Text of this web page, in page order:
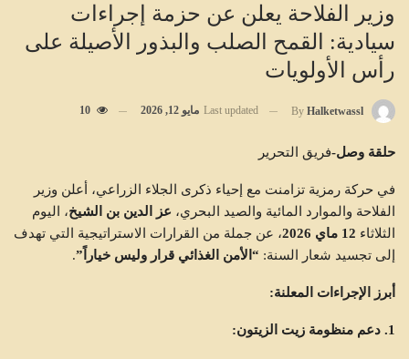
وزير الفلاحة يعلن عن حزمة إجراءات
سيادية: القمح الصلب والبذور الأصيلة على
رأس الأولويات
By Halketwassl
Last updated مايو 12, 2026 10
حلقة وصل-فريق التحرير
في حركة رمزية تزامنت مع إحياء ذكرى الجلاء الزراعي، أعلن وزير
الفلاحة والموارد المائية والصيد البحري، عز الدين بن الشيخ، اليوم
الثلاثاء 12 ماي 2026
، عن جملة من القرارات الاستراتيجية التي تهدف
إلى تجسيد شعار السنة: “الأمن الغذائي قرار وليس خياراً”.
أبرز الإجراءات المعلنة:
1. دعم منظومة زيت الزيتون: